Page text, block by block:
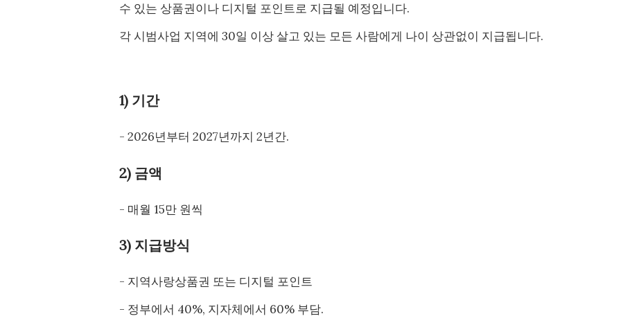
수 있는 상품권이나 디지털 포인트로 지급될 예정입니다.
각 시범사업 지역에 30일 이상 살고 있는 모든 사람에게 나이 상관없이 지급됩니다.
1) 기간
- 2026년부터 2027년까지 2년간.
2) 금액
- 매월 15만 원씩
3) 지급방식
- 지역사랑상품권 또는 디지털 포인트
- 정부에서 40%, 지자체에서 60% 부담.